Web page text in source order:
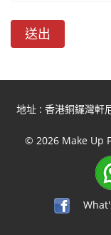
送出
地址 : 香港銅鑼灣軒
© 2026 Make Up